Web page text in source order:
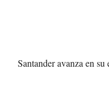
Santander avanza en